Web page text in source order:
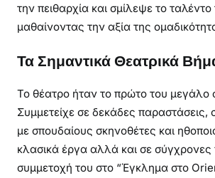
την πειθαρχία και σμίλεψε το ταλέντο
μαθαίνοντας την αξία της
Τα Σημαντικά Θεατρικά
Το θέατρο ήταν το πρώτο του μεγάλο
Συμμετείχε σε δεκάδες παραστάσεις,
με σπουδαίους σκηνοθέτες και
κλασικά έργα αλλά και σε
συμμετοχή του στο “Έγκλημα στο